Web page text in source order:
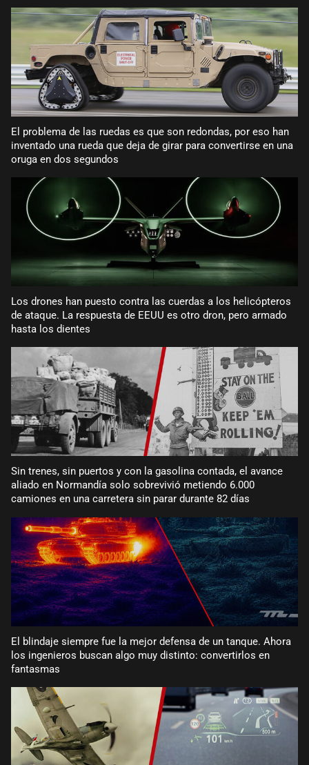
El problema de las ruedas es que son redondas, por eso han
inventado una rueda que deja de girar para convertirse en una
oruga en dos segundos
Los drones han puesto contra las cuerdas a los helicópteros
de ataque. La respuesta de EEUU es otro dron, pero armado
hasta los dientes
Sin trenes, sin puertos y con la gasolina contada, el avance
aliado en Normandía solo sobrevivió metiendo 6.000
camiones en una carretera sin parar durante 82 días
El blindaje siempre fue la mejor defensa de un tanque. Ahora
los ingenieros buscan algo muy distinto: convertirlos en
fantasmas